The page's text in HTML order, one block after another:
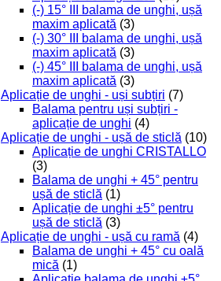
(-) 15° III balama de unghi, ușă
maxim aplicată (3)
(-) 30° III balama de unghi, ușă
maxim aplicată (3)
(-) 45° III balama de unghi, ușă
maxim aplicată (3)
Aplicație de unghi - uși subțiri (7)
Balama pentru uși subțiri -
aplicație de unghi (4)
Aplicație de unghi - ușă de sticlă (10)
Aplicație de unghi CRISTALLO
(3)
Balama de unghi + 45° pentru
ușă de sticlă (1)
Aplicație de unghi ±5° pentru
ușă de sticlă (3)
Aplicație de unghi - ușă cu ramă (4)
Balama de unghi + 45° cu oală
mică (1)